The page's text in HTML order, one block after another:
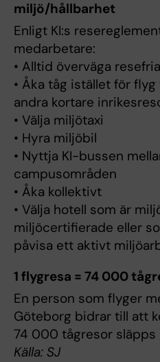
miljö/hållbarhet
Enligt KI:s
medarbetare:
• Alltid överväga
• Åka tåg istället för
andra kortare
• Välja miljötaxi
• Hyra miljöbil
• Nyttja KI-bussen
campusområden
• Åka kollektivt
• Välja hotell som är
miljöcertifierade eller
påvisa ett aktivt
1 flygresa = 74 000
En person som flyger
Göteborg bidrar till att
74 000 tågresor släpps
Källa: SJ